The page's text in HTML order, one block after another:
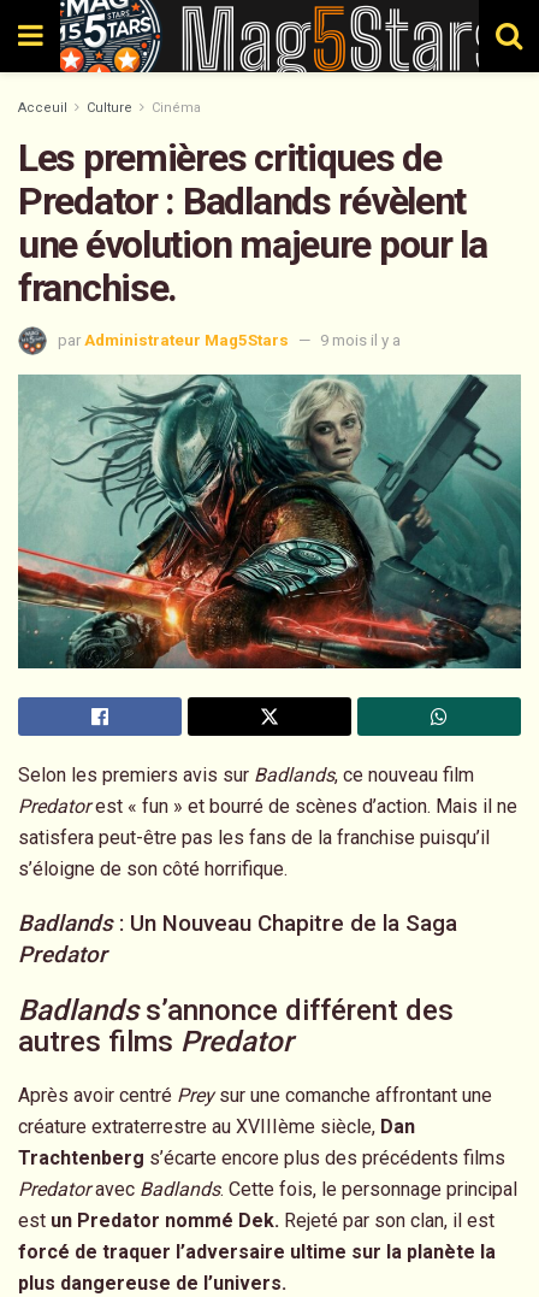
Acceuil Culture Cinéma
Les premières critiques de
Predator : Badlands révèlent
une évolution majeure pour la
franchise.
par Administrateur Mag5Stars 9 mois il y a
Selon les premiers avis sur Badlands, ce nouveau film
Predatorest « fun » et bourré de scènes d’action. Mais il ne
satisfera peut-être pas les fans de la franchise puisqu’il
s’éloigne de son côté horrifique.
Badlands: Un Nouveau Chapitre de la Saga
Predator
Badlandss’annonce différent des
autres films Predator
Après avoir centré Preysur une comanche affrontant une
créature extraterrestre au XVIIIème siècle, Dan
Trachtenberg s’écarte encore plus des précédents films
Predatoravec Badlands. Cette fois, le personnage principal
est un Predator nommé Dek. Rejeté par son clan, il est
forcé de traquer l’adversaire ultime sur la planète la
plus dangereuse de l’univers.